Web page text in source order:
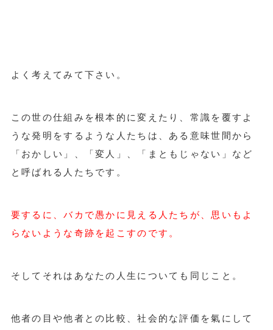
よく考えてみて下さい。
この世の仕組みを根本的に変えたり、常識を覆すよ
うな発明をするような人たちは、ある意味世間から
「おかしい」、「変人」、「まともじゃない」など
と呼ばれる人たちです。
要するに、バカで愚かに見える人たちが、思いもよ
らないような奇跡を起こすのです。
そしてそれはあなたの人生についても同じこと。
他者の目や他者との比較、社会的な評価を氣にして